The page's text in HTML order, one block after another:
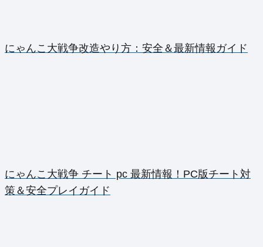
にゃんこ大戦争改造やり方：安全＆最新情報ガイド
にゃんこ大戦争 チート pc 最新情報！PC版チート対
策＆安全プレイガイド